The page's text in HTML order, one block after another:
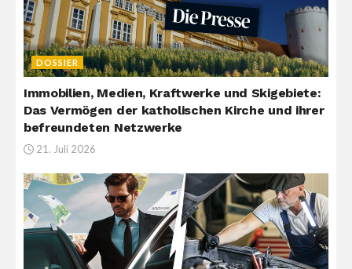
DOSSIER
Immobilien, Medien, Kraftwerke und Skigebiete:
Das Vermögen der katholischen Kirche und ihrer
befreundeten Netzwerke
21. Juli 2026